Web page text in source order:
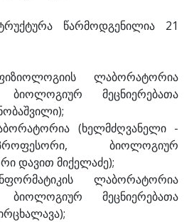
წარმოდგენილია 21
ლაბორატორია
მეცნიერებათა
(ხელმძღვანელი -
ბიოლოგიურ
დავით მიქელაძე);
ლაბორატორია
მეცნიერებათა